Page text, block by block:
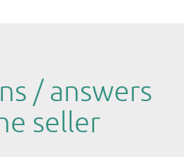
/ answers
seller